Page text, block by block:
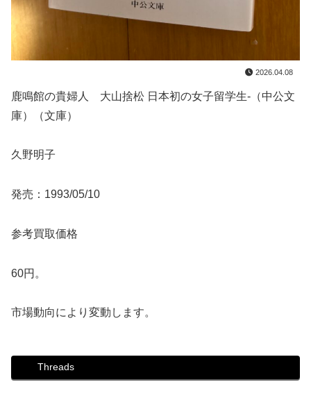
2026.04.08
鹿鳴館の貴婦人 大山捨松 日本初の女子留学生-（中公文
庫）（文庫）
久野明子
発売：1993/05/10
参考買取価格
60円。
市場動向により変動します。
Threads